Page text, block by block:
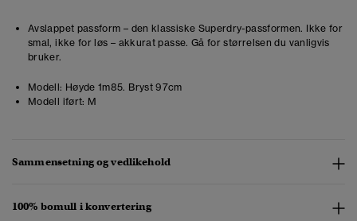
Avslappet passform – den klassiske Superdry-passformen. Ikke for
smal, ikke for løs – akkurat passe. Gå for størrelsen du vanligvis
bruker.
Modell: Høyde 1m85. Bryst 97cm
Modell iført: M
Sammensetning og vedlikehold
100% bomull i konvertering